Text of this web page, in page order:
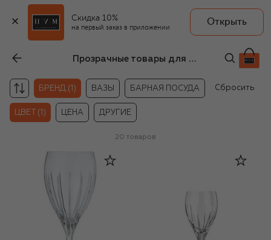
Скидка 10%
на первый заказ в приложении
Открыть
Прозрачные товары для мужчин Christofle
БРЕНД (1) ВАЗЫ БАРНАЯ ПОСУДА Сбросить
ЦВЕТ (1) ЦЕНА ДРУГИЕ
20 товаров